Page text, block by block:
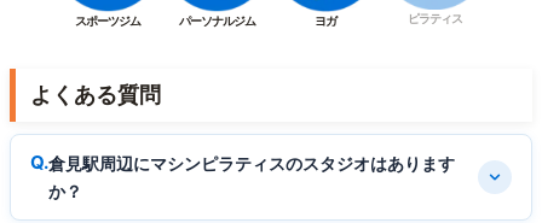
スポーツジム パーソナルジム ヨガ ピラティス
よくある質問
倉見駅周辺にマシンピラティスのスタジオはあります
か？